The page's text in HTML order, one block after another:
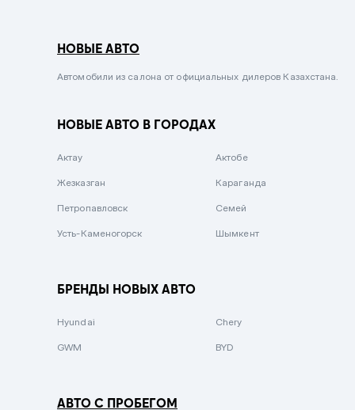
Сиреневый металлик
Вишневый
Зеленый металлик
НОВЫЕ АВТО
Автомобили из салона от официальных дилеров Казахстана.
НОВЫЕ АВТО В ГОРОДАХ
Актау Актобе
Жезказган Караганда
Петропавловск Семей
Усть-Каменогорск Шымкент
БРЕНДЫ НОВЫХ АВТО
Hyundai Chery
GWM BYD
АВТО С ПРОБЕГОМ